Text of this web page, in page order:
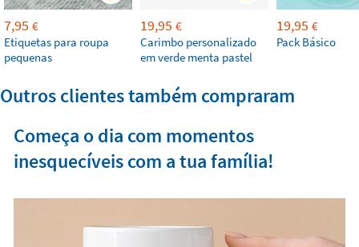
7,95 €
Etiquetas para roupa
pequenas
19,95 €
Carimbo personalizado
em verde menta pastel
19,95 €
Pack Básico
Outros clientes também compraram
Começa o dia com momentos
inesquecíveis com a tua família!